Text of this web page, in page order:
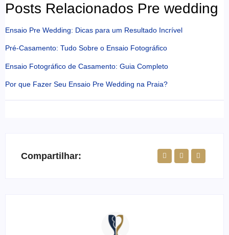
Posts Relacionados Pre wedding
Ensaio Pre Wedding: Dicas para um Resultado Incrível
Pré-Casamento: Tudo Sobre o Ensaio Fotográfico
Ensaio Fotográfico de Casamento: Guia Completo
Por que Fazer Seu Ensaio Pre Wedding na Praia?
Compartilhar: